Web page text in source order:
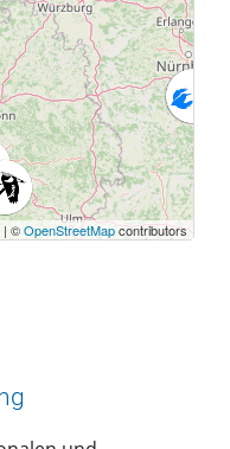
| ©OpenStreetMapcontributors